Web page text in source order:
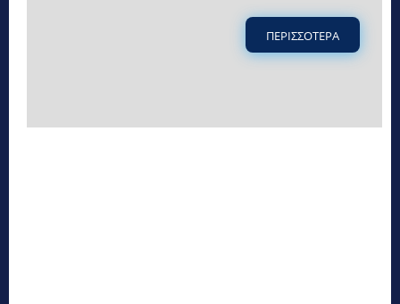
ΠΕΡΙΣΣΟΤΕΡΑ